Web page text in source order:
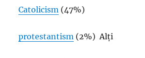
Catolicism (47%)
protestantism (2%) Alți